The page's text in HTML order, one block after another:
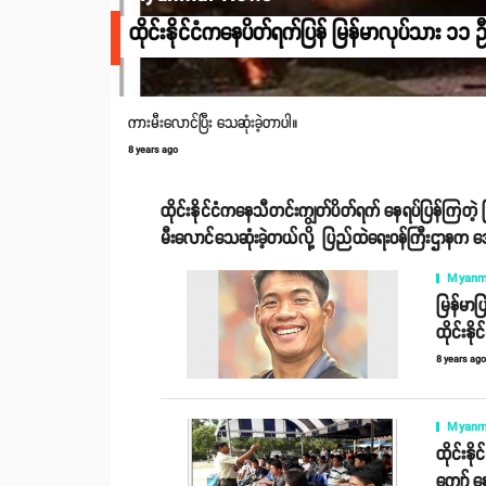
ထိုင်းနိုင်ငံကနေပိတ်ရက်ပြန် မြန်မာလုပ်သား ၁၁ ဦ
ကားမီးလောင်ပြီး သေဆုံးခဲ့တာပါ။
8 years ago
ထိုင်းနိုင်ငံကနေသီတင်းကျွတ်ပိတ်ရက် နေရပ်ပြန်ကြတဲ့ မ
မီးလောင်သေဆုံးခဲ့တယ်လို့ ပြည်ထဲရေးဝန်ကြီးဌာန
မြန်မ
ထိုင်းနိုင်
8 years ago
ထိုင်းနို